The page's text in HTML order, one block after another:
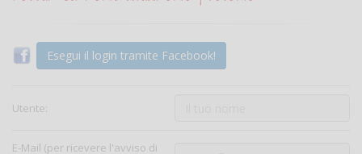
Esegui il login tramite Facebook!
Utente:
E-Mail (per ricevere l'avviso di